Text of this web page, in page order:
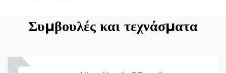
Συμβουλές και τεχνάσματα